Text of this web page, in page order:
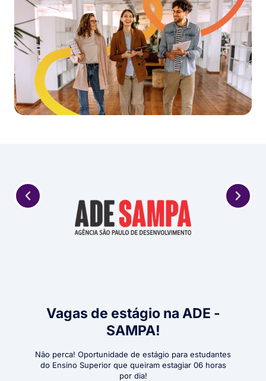
Vagas de estágio na ADE -
SAMPA!
Não perca! Oportunidade de estágio para estudantes
do Ensino Superior que queiram estagiar 06 horas
por dia!